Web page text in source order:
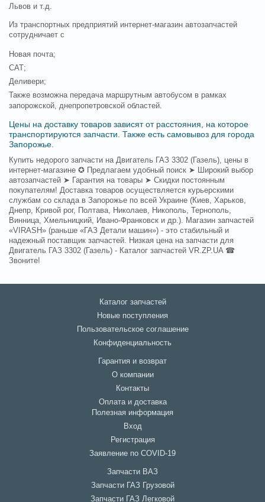
Львов и т.д.
Из транспортных предприятий интернет-магазин автозапчастей
сотрудничает с
Новая почта;
САТ;
Деливери;
Также возможна передача маршрутным автобусом в рамках
запорожской, днепропетровской областей.
Цены на доставку товаров зависят от расстояния, на которое
транспортируются запчасти. Также есть самовывоз для города
Запорожье.
Купить недорого запчасти на Двигатель ГАЗ 3302 (Газель), цены в
интернет-магазине ✪ Предлагаем удобный поиск ➤ Широкий выбор
автозапчастей ➤ Гарантия на товары ➤ Скидки постоянным
покупателям! Доставка товаров осуществляется курьерскими
службам со склада в Запорожье по всей Украине (Киев, Харьков,
Днепр, Кривой рог, Полтава, Николаев, Никополь, Тернополь,
Винница, Хмельницкий, Ивано-Франковск и др.). Магазин запчастей
«VIRASH» (раньше «ГАЗ Детали машин») - это стабильный и
надежный поставщик запчастей. Низкая цена на запчасти для
Двигатель ГАЗ 3302 (Газель) - Каталог запчастей VR.ZP.UA ☎
Звоните!
Каталог запчастей
Новые поступления
Пользовательское соглашение
Конфиденциальность
Гарантия и возврат
О компании
Контакты
Оплата и доставка
Полезная информация
Вход
Регистрация
Заявление по COVID-19
Запчасти ВАЗ
Запчасти ГАЗ Грузовой
Запчасти ГАЗ Легковой